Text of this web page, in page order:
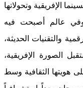
الإفريقية وتحولاتها
وفي عالم أصبحت فيه
والتقنيات الحديثة،
الصورة الإفريقية،
هويتها الثقافية وسط